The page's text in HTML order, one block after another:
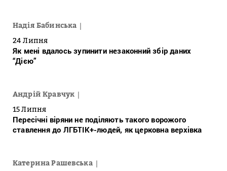
Надія Бабинська
24 Липня
Як мені вдалось зупинити незаконний збір даних
“Дією”
Андрій Кравчук
15 Липня
Пересічні віряни не поділяють такого ворожого
ставлення до ЛГБТІК+-людей, як церковна верхівка
Катерина Рашевська